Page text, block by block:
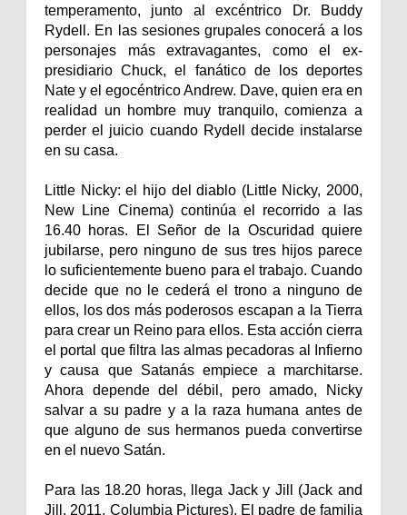
temperamento, junto al excéntrico Dr. Buddy
Rydell. En las sesiones grupales conocerá a los
personajes más extravagantes, como el ex-
presidiario Chuck, el fanático de los deportes
Nate y el egocéntrico Andrew. Dave, quien era en
realidad un hombre muy tranquilo, comienza a
perder el juicio cuando Rydell decide instalarse
en su casa.
Little Nicky: el hijo del diablo (Little Nicky, 2000,
New Line Cinema) continúa el recorrido a las
16.40 horas. El Señor de la Oscuridad quiere
jubilarse, pero ninguno de sus tres hijos parece
lo suficientemente bueno para el trabajo. Cuando
decide que no le cederá el trono a ninguno de
ellos, los dos más poderosos escapan a la Tierra
para crear un Reino para ellos. Esta acción cierra
el portal que filtra las almas pecadoras al Infierno
y causa que Satanás empiece a marchitarse.
Ahora depende del débil, pero amado, Nicky
salvar a su padre y a la raza humana antes de
que alguno de sus hermanos pueda convertirse
en el nuevo Satán.
Para las 18.20 horas, llega Jack y Jill (Jack and
Jill, 2011, Columbia Pictures). El padre de familia